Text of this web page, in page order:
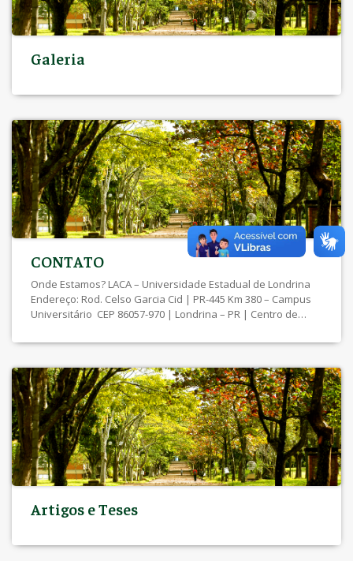
Galeria
CONTATO
Onde Estamos? LACA – Universidade Estadual de Londrina
Endereço: Rod. Celso Garcia Cid | PR-445 Km 380 – Campus
Universitário CEP 86057-970 | Londrina – PR | Centro de
Artigos e Teses